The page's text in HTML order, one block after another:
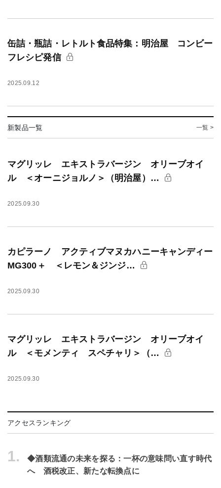
缶詰・瓶詰・レトルト食品特集：明治屋 コンビー
フレシピ発信
2025.09.12
新製品一覧 一覧 >
マグリッレ エキストラバージン オリーブオイ
ル ＜オーニジョルノ＞（明治屋）…
2025.09.30
カピラーノ アクティブマヌカハニーキャンディー
MG300＋ ＜レモン＆ジンジ…
2025.09.30
マグリッレ エキストラバージン オリーブオイ
ル ＜モメンティ スペチャリ＞（…
2025.09.30
アクセスランキング
1.
◆酒類流通の未来を探る：一杯の意味問い直す時代
へ 酒税改正、新たな転換点に